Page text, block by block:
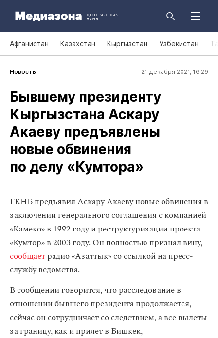
Афганистан Казахстан Кыргызстан Узбекистан
Новость 21 декабря 2021, 16:29
Бывшему президенту
Кыргызстана Аскару
Акаеву предъявлены
новые обвинения
по делу «Кумтора»
ГКНБ предъявил Аскару Акаеву новые обвинения в
заключении генерального соглашения с компанией
«Камеко» в 1992 году и реструктуризации проекта
«Кумтор» в 2003 году. Он полностью признал вину,
сообщаетрадио «Азаттык» со ссылкой на пресс-
службу ведомства.
В сообщении говорится, что расследование в
отношении бывшего президента продолжается,
сейчас он сотрудничает со следствием, а все вылеты
за границу, как и прилет в Бишкек,